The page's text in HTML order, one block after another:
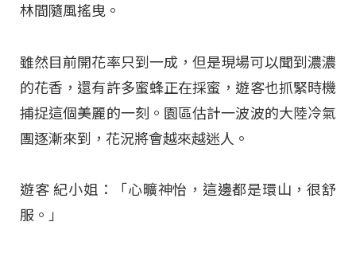
林間隨風搖曳。
雖然目前開花率只到一成，但是現場可以聞到濃濃
的花香，還有許多蜜蜂正在採蜜，遊客也抓緊時機
捕捉這個美麗的一刻。園區估計一波波的大陸冷氣
團逐漸來到，花況將會越來越迷人。
遊客 紀小姐：「心曠神怡，這邊都是環山，很舒
服。」